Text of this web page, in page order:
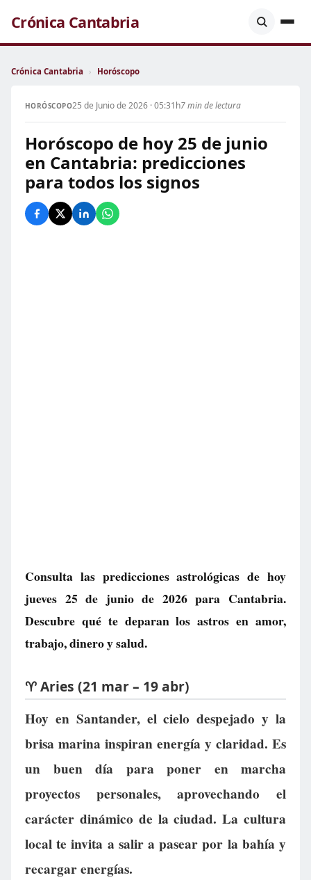
Crónica Cantabria
Crónica Cantabria › Horóscopo
HORÓSCOPO25 de Junio de 2026 · 05:31h7 min de lectura
Horóscopo de hoy 25 de junio
en Cantabria: predicciones
para todos los signos
Consulta las predicciones astrológicas de hoy
jueves 25 de junio de 2026 para Cantabria.
Descubre qué te deparan los astros en amor,
trabajo, dinero y salud.
♈ Aries (21 mar – 19 abr)
Hoy en Santander, el cielo despejado y la
brisa marina inspiran energía y claridad. Es
un buen día para poner en marcha
proyectos personales, aprovechando el
carácter dinámico de la ciudad. La cultura
local te invita a salir a pasear por la bahía y
recargar energías.